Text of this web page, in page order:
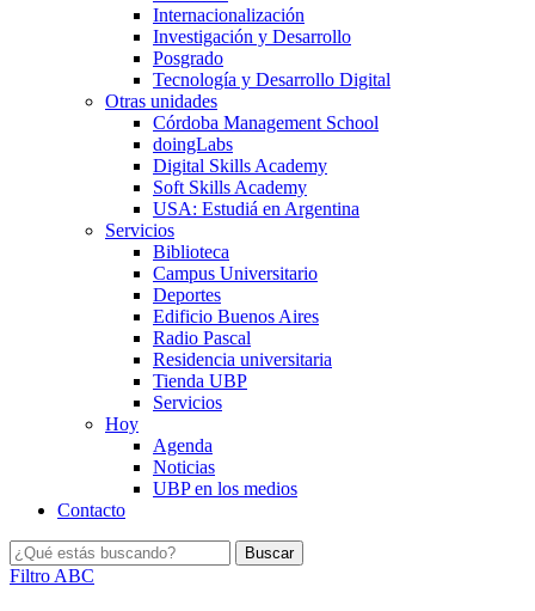
Internacionalización
Investigación y Desarrollo
Posgrado
Tecnología y Desarrollo Digital
Otras unidades
Córdoba Management School
doingLabs
Digital Skills Academy
Soft Skills Academy
USA: Estudiá en Argentina
Servicios
Biblioteca
Campus Universitario
Deportes
Edificio Buenos Aires
Radio Pascal
Residencia universitaria
Tienda UBP
Servicios
Hoy
Agenda
Noticias
UBP en los medios
Contacto
Filtro ABC